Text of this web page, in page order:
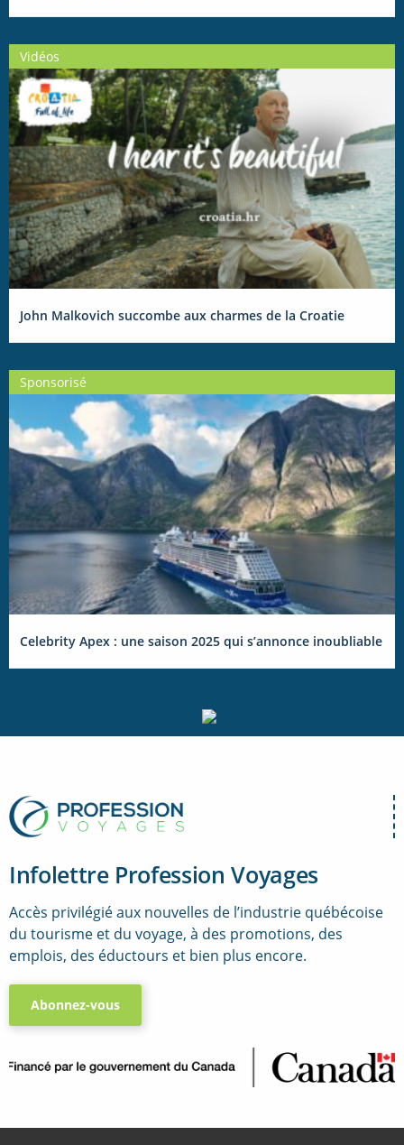
Vidéos
John Malkovich succombe aux charmes de la Croatie
Sponsorisé
Celebrity Apex : une saison 2025 qui s’annonce inoubliable
Infolettre Profession Voyages
Accès privilégié aux nouvelles de l’industrie québécoise
du tourisme et du voyage, à des promotions, des
emplois, des éductours et bien plus encore.
Abonnez-vous